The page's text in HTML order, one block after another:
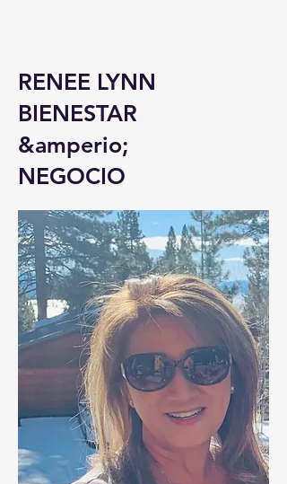
RENEE LYNN
BIENESTAR
&amperio;
NEGOCIO